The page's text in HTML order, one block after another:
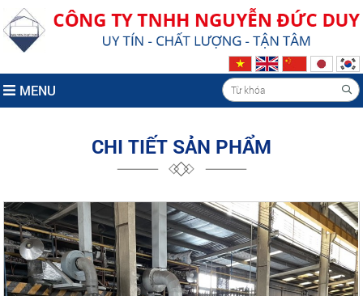
MENU
CHI TIẾT SẢN PHẨM